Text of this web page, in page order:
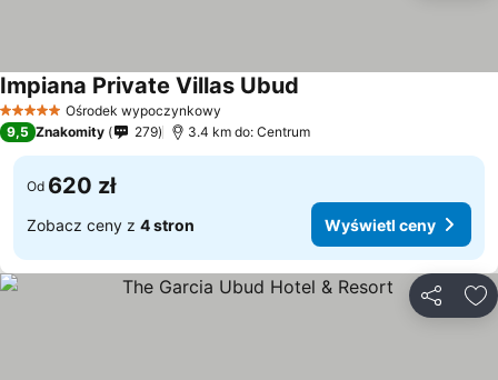
5 KategoriaOśrodek wypoczynkowy
Impiana Private Villas Ubud
9,5 Znakomity 279 3.4 km do: Centrum
Od 620 zł
Zobacz ceny z 4 stron Wyświetl ceny